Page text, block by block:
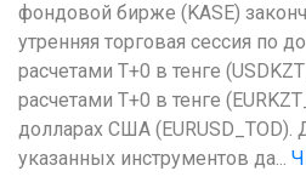
фондовой бирже (KASE)
утренняя торговая сессия по
расчетами Т+0 в тенге
расчетами T+0 в тенге
долларах США (EURUSD_TOD).
указанных инструментов да...